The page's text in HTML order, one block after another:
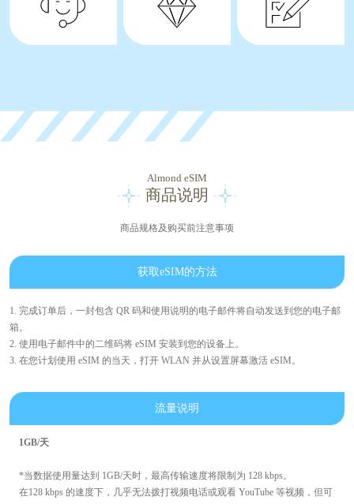
Almond eSIM
商品说明
商品规格及购买前注意事项
获取eSIM的方法
1. 完成订单后，一封包含 QR 码和使用说明的电子邮件将自动发送到您的电子邮
箱。
2. 使用电子邮件中的二维码将 eSIM 安装到您的设备上。
3. 在您计划使用 eSIM 的当天，打开 WLAN 并从设置屏幕激活 eSIM。
流量说明
1GB/天
*当数据使用量达到 1GB/天时，最高传输速度将限制为 128 kbps。
在128 kbps 的速度下，几乎无法拨打视频电话或观看 YouTube 等视频，但可